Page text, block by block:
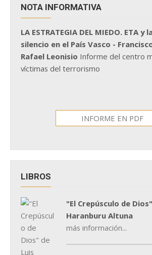
NOTA INFORMATIVA
LA ESTRATEGIA DEL MIEDO. ETA y
silencio en el País Vasco -
Rafael Leonisio Informe del centro
víctimas del terrorismo
INFORME EN PDF
LIBROS
"El Crepúsculo de
Haranburu Altuna
más información...